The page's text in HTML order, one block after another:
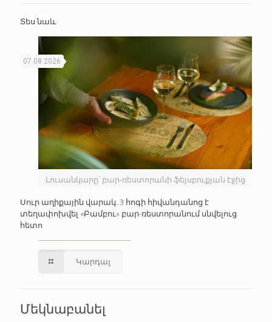
Տես նաև
Լուսանկարը՝ բար-ռեստորանի ֆեյսբուքյան էջից
07.08.2026
Սուր աղիքային վարակ. 3 հոգի հիվանդանոց է
տեղափոխվել «Բամբու» բար-ռեստորանում սնվելուց
հետո
Կարդալ
Մեկնաբանել